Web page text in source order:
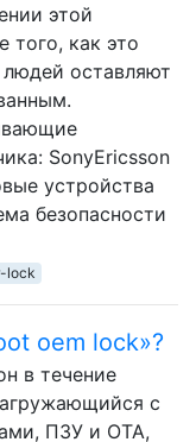
этой
того, как это
оставляют
SonyEricsson
устройства
безопасности
lock
oem lock»?
в течение
с
ПЗУ и OTA,